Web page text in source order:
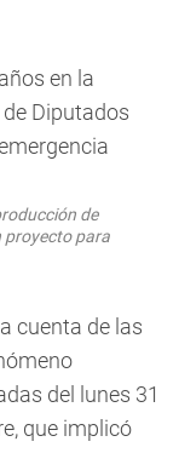
de
proyecto para
cuenta de las
del lunes 31
que implicó